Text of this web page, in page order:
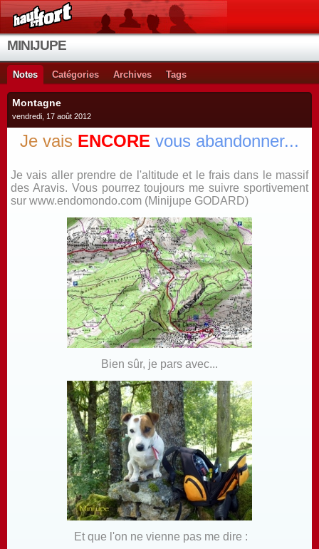
MINIJUPE
Notes Catégories Archives Tags
Montagne
vendredi, 17 août 2012
Je vais ENCORE vous abandonner...
Je vais aller prendre de l'altitude et le frais dans le massif
des Aravis. Vous pourrez toujours me suivre sportivement
sur www.endomondo.com (Minijupe GODARD)
Bien sûr, je pars avec...
Et que l'on ne vienne pas me dire :